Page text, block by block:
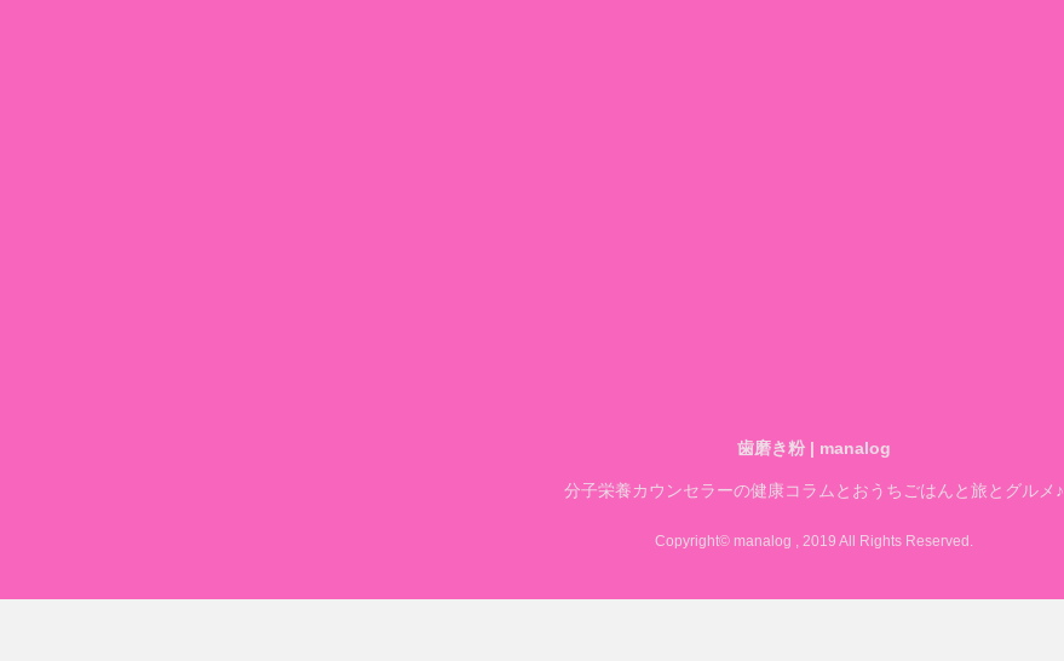
歯磨き粉 | manalog
分子栄養カウンセラーの健康コラムとおうちごはんと旅とグルメ♪
Copyright© manalog , 2019 All Rights Reserved.